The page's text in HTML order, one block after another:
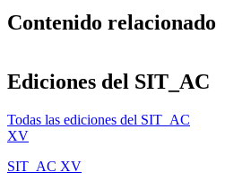
Contenido relacionado
Ediciones del SIT_AC
Todas las ediciones del SIT_AC
XV
SIT_AC XV